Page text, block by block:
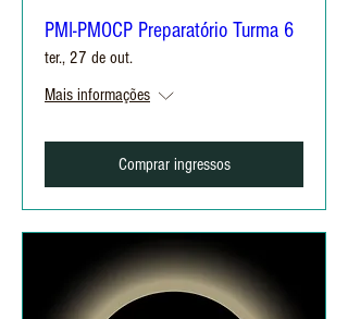
PMI-PMOCP Preparatório Turma 6
ter., 27 de out.
Mais informações
Comprar ingressos